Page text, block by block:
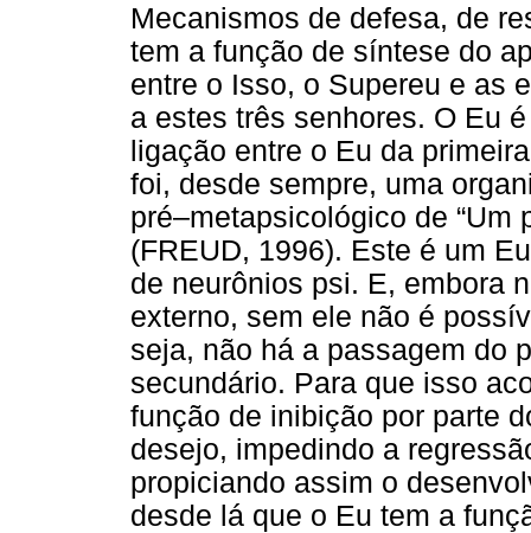
Mecanismos de defesa, de
tem a função de síntese do
entre o Isso, o Supereu e as
a estes três senhores. O Eu
ligação entre o Eu da
foi, desde sempre, uma
pré–metapsicológico de “Um
(FREUD, 1996). Este é um
de neurônios psi. E, embora
externo, sem ele não é
seja, não há a passagem do
secundário. Para que isso
função de inibição por parte
desejo, impedindo a
propiciando assim o
desde lá que o Eu tem a